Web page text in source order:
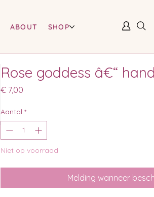
ABOUT SHOP
Rose goddess â€“
€ 7,00Prijs
Aantal *
Niet op voorraad
Melding wanneer